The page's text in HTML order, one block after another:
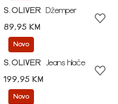
S.OLIVER
Džemper
89,95 KM
Novo
S.OLIVER
Jeans hlače
199,95 KM
Novo